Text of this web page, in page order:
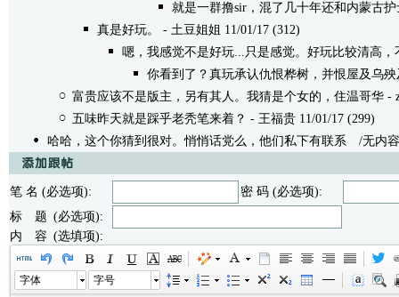
就是一群撸sir，混了几十年还和内蒙古
真是好玩。
- 土豆姐姐 11/01/17 (312)
嗯，我感觉不是好玩...只是感觉。好玩比较清高，
你看到了？真玩承认仇恨桦树，并恨屋及乌殃
富贵应该不是版主，另有其人。我猜是个女的，住温哥华 -
五味昨天就是踩乎老秃笔来着？ - 王福贵 11/01/17 (299)
哈哈，这个你猜到很对。悄悄话党么，他们私下有联系 /无内容
笔 名 (必选项):
密 码 (必选项):
标 题 (必选项):
内 容 (选填项):
字体 字号